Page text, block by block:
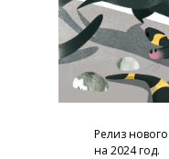
Релиз
на 2024 год.